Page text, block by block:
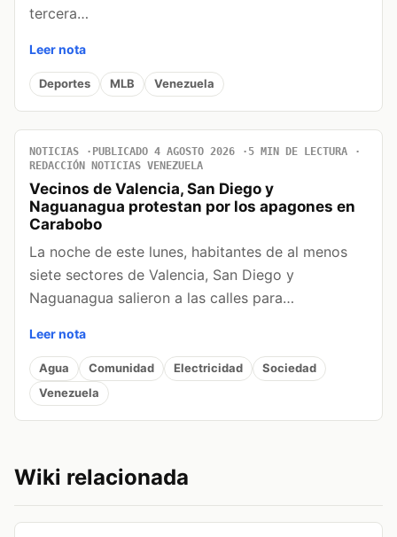
tercera…
Leer nota
Deportes MLB Venezuela
NOTICIAS PUBLICADO 4 AGOSTO 2026
5 MIN DE LECTURA
REDACCIÓN NOTICIAS VENEZUELA
Vecinos de Valencia, San Diego y
Naguanagua protestan por los apagones en
Carabobo
La noche de este lunes, habitantes de al menos
siete sectores de Valencia, San Diego y
Naguanagua salieron a las calles para…
Leer nota
Agua Comunidad Electricidad
Sociedad
Venezuela
Wiki relacionada